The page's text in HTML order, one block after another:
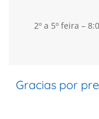
2º a 5º feira –
Gracias por